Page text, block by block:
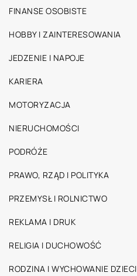
FINANSE OSOBISTE
HOBBY I ZAINTERESOWANIA
JEDZENIE I NAPOJE
KARIERA
MOTORYZACJA
NIERUCHOMOŚCI
PODRÓŻE
PRAWO, RZĄD I POLITYKA
PRZEMYSŁ I ROLNICTWO
REKLAMA I DRUK
RELIGIA I DUCHOWOŚĆ
RODZINA I WYCHOWANIE DZIECI